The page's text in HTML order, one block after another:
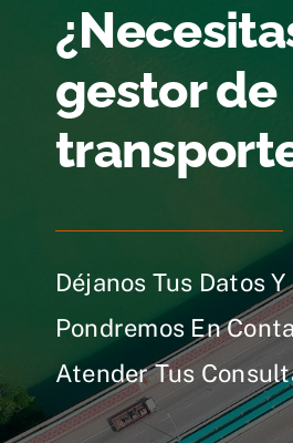
gestor de
Déjanos Tus Datos Y
Pondremos En
Atender Tus